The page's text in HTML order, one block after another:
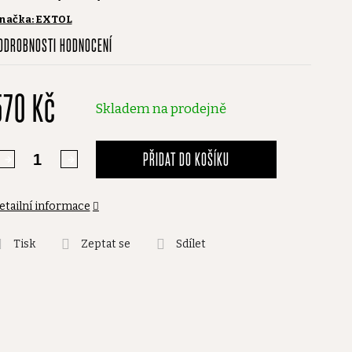
HODNOCENÍ
EXTOL
Kč Skladem na prodejně
PŘIDAT DO KOŠÍKU
informace
Tisk Zeptat se Sdílet